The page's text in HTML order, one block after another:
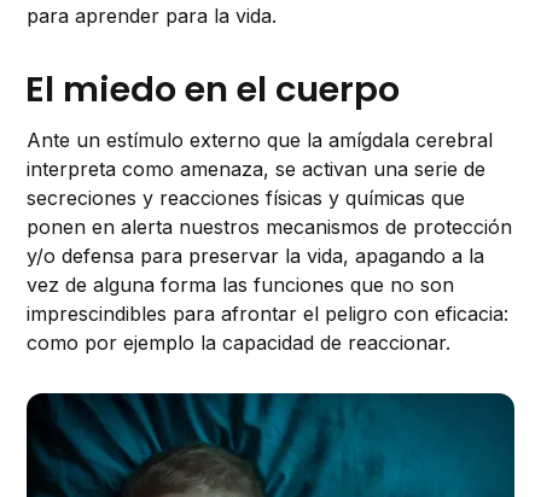
para aprender para la vida.
El miedo en el cuerpo
Ante un estímulo externo que la amígdala cerebral
interpreta como amenaza, se activan una serie de
secreciones y reacciones físicas y químicas que
ponen en alerta nuestros mecanismos de protección
y/o defensa para preservar la vida, apagando a la
vez de alguna forma las funciones que no son
imprescindibles para afrontar el peligro con eficacia:
como por ejemplo la capacidad de reaccionar.